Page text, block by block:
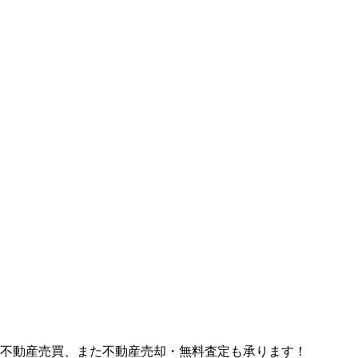
動産売買、また不動産売却・無料査定も承ります！